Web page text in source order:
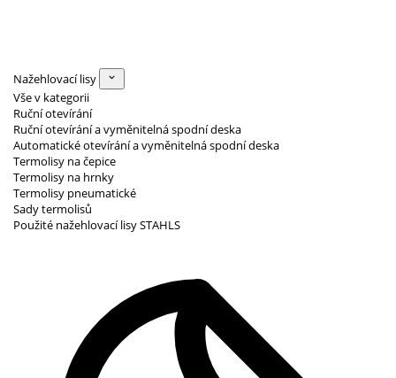
Nažehlovací lisy
Vše v kategorii
Ruční otevírání
Ruční otevírání a vyměnitelná spodní deska
Automatické otevírání a vyměnitelná spodní deska
Termolisy na čepice
Termolisy na hrnky
Termolisy pneumatické
Sady termolisů
Použité nažehlovací lisy STAHLS